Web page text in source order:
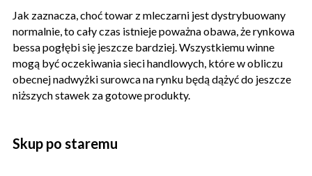
Jak zaznacza, choć towar z mleczarni jest dystrybuowany
normalnie, to cały czas istnieje poważna obawa, że rynkowa
bessa pogłębi się jeszcze bardziej. Wszystkiemu winne
mogą być oczekiwania sieci handlowych, które w obliczu
obecnej nadwyżki surowca na rynku będą dążyć do jeszcze
niższych stawek za gotowe produkty.
Skup po staremu